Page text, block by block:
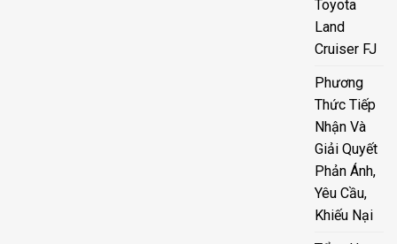
Toyota
Land
Cruiser FJ
Phương
Thức Tiếp
Nhận Và
Giải Quyết
Phản Ánh,
Yêu Cầu,
Khiếu Nại